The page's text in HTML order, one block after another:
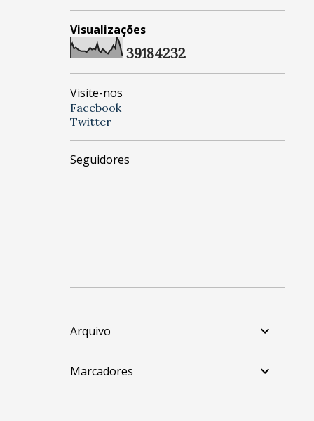
Visualizações
39184232
Visite-nos
Facebook
Twitter
Seguidores
Arquivo
Marcadores